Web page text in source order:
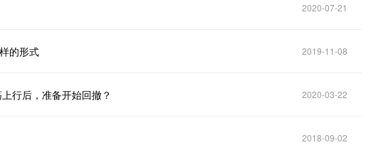
2020-07-21
的形式 2019-11-08
行后，准备开始回撤？ 2020-03-22
2018-09-02